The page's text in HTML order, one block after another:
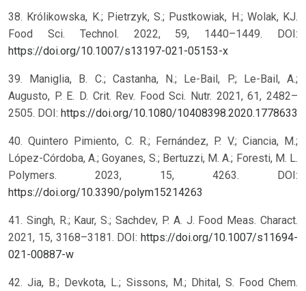
38. Królikowska, K.; Pietrzyk, S.; Pustkowiak, H.; Wolak, KJ.
Food Sci. Technol. 2022, 59, 1440–1449. DOI:
https://doi.org/10.1007/s13197-021-05153-x
39. Maniglia, B. C.; Castanha, N.; Le-Bail, P.; Le-Bail, A.;
Augusto, P. E. D. Crit. Rev. Food Sci. Nutr. 2021, 61, 2482–
2505. DOI: https://doi.org/10.1080/10408398.2020.1778633
40. Quintero Pimiento, C. R.; Fernández, P. V.; Ciancia, M.;
López-Córdoba, A.; Goyanes, S.; Bertuzzi, M. A.; Foresti, M. L.
Polymers. 2023, 15, 4263. DOI:
https://doi.org/10.3390/polym15214263
41. Singh, R.; Kaur, S.; Sachdev, P. A. J. Food Meas. Charact.
2021, 15, 3168–3181. DOI: https://doi.org/10.1007/s11694-
021-00887-w
42. Jia, B.; Devkota, L.; Sissons, M.; Dhital, S. Food Chem.